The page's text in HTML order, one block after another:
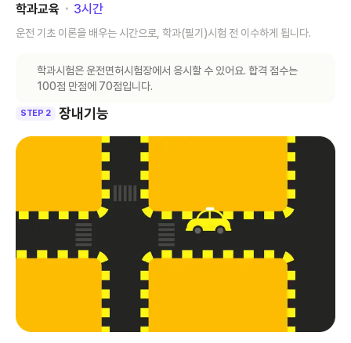
학과교육 ･ 3시간
운전 기초 이론을 배우는 시간으로, 학과(필기)시험 전 이수하게 됩니다.
학과시험은 운전면허시험장에서 응시할 수 있어요. 합격 점수는
100점 만점에 70점입니다.
STEP 2 장내기능